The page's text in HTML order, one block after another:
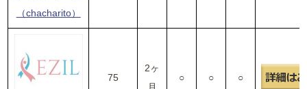
（chacharito）
75
2ヶ
○ ○ ○